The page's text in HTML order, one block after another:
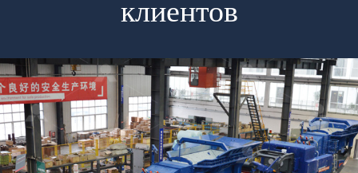
клиентов